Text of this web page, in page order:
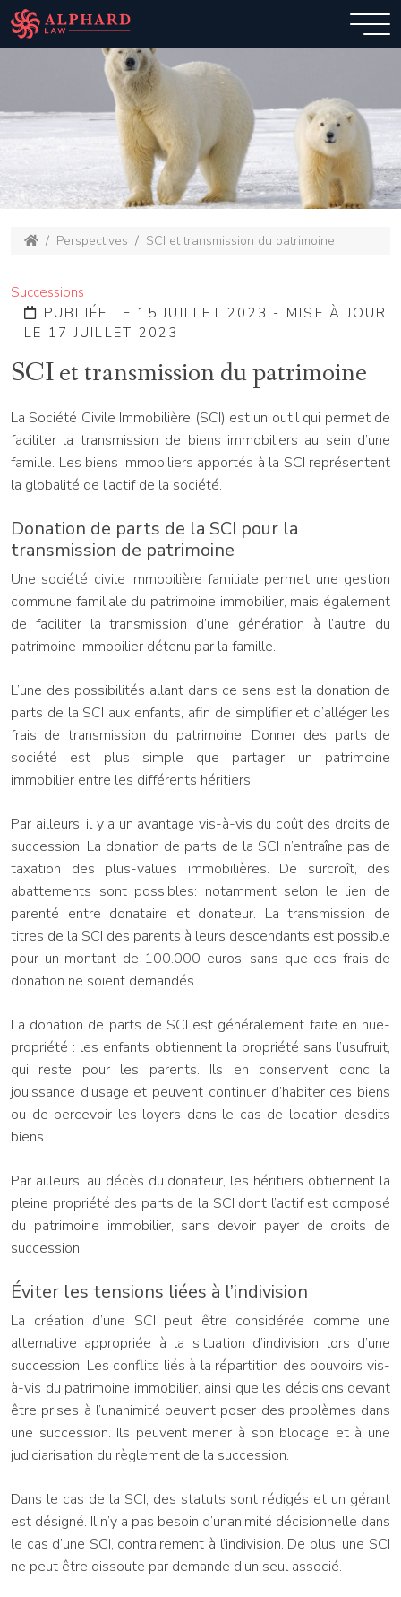
Perspectives SCI et transmission du patrimoine
Successions
PUBLIÉE LE 15 JUILLET 2023 - MISE À JOUR
LE 17 JUILLET 2023
SCI et transmission du patrimoine
La Société Civile Immobilière (SCI) est un outil qui permet de
faciliter la transmission de biens immobiliers au sein d’une
famille. Les biens immobiliers apportés à la SCI représentent
la globalité de l’actif de la société.
Donation de parts de la SCI pour la
transmission de patrimoine
Une société civile immobilière familiale permet une gestion
commune familiale du patrimoine immobilier, mais également
de faciliter la transmission d’une génération à l’autre du
patrimoine immobilier détenu par la famille.
L’une des possibilités allant dans ce sens est la donation de
parts de la SCI aux enfants, afin de simplifier et d’alléger les
frais de transmission du patrimoine. Donner des parts de
société est plus simple que partager un patrimoine
immobilier entre les différents héritiers.
Par ailleurs, il y a un avantage vis-à-vis du coût des droits de
succession. La donation de parts de la SCI n’entraîne pas de
taxation des plus-values immobilières. De surcroît, des
abattements sont possibles: notamment selon le lien de
parenté entre donataire et donateur. La transmission de
titres de la SCI des parents à leurs descendants est possible
pour un montant de 100.000 euros, sans que des frais de
donation ne soient demandés.
La donation de parts de SCI est généralement faite en nue-
propriété : les enfants obtiennent la propriété sans l’usufruit,
qui reste pour les parents. Ils en conservent donc la
jouissance d'usage et peuvent continuer d’habiter ces biens
ou de percevoir les loyers dans le cas de location desdits
biens.
Par ailleurs, au décès du donateur, les héritiers obtiennent la
pleine propriété des parts de la SCI dont l’actif est composé
du patrimoine immobilier, sans devoir payer de droits de
succession.
Éviter les tensions liées à l’indivision
La création d’une SCI peut être considérée comme une
alternative appropriée à la situation d’indivision lors d’une
succession. Les conflits liés à la répartition des pouvoirs vis-
à-vis du patrimoine immobilier, ainsi que les décisions devant
être prises à l’unanimité peuvent poser des problèmes dans
une succession. Ils peuvent mener à son blocage et à une
judiciarisation du règlement de la succession.
Dans le cas de la SCI, des statuts sont rédigés et un gérant
est désigné. Il n’y a pas besoin d’unanimité décisionnelle dans
le cas d’une SCI, contrairement à l’indivision. De plus, une SCI
ne peut être dissoute par demande d’un seul associé.